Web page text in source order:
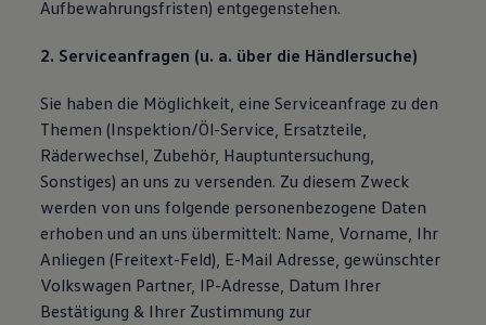
Aufbewahrungsfristen) entgegenstehen.
2. Serviceanfragen (u. a. über die Händlersuche)
Sie haben die Möglichkeit, eine Serviceanfrage zu den
Themen (Inspektion/Öl-Service, Ersatzteile,
Räderwechsel, Zubehör, Hauptuntersuchung,
Sonstiges) an uns zu versenden. Zu diesem Zweck
werden von uns folgende personenbezogene Daten
erhoben und an uns übermittelt: Name, Vorname, Ihr
Anliegen (Freitext-Feld), E-Mail Adresse, gewünschter
Volkswagen Partner, IP-Adresse, Datum Ihrer
Bestätigung & Ihrer Zustimmung zur